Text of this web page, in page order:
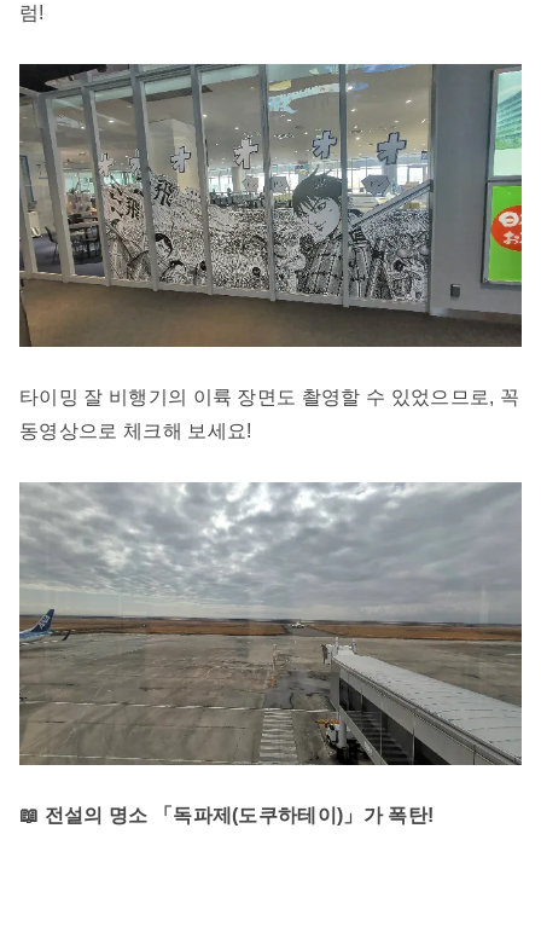
럼!
타이밍 잘 비행기의 이륙 장면도 촬영할 수 있었으므로, 꼭
동영상으로 체크해 보세요!
📖 전설의 명소 「독파제(도쿠하테이)」가 폭탄!